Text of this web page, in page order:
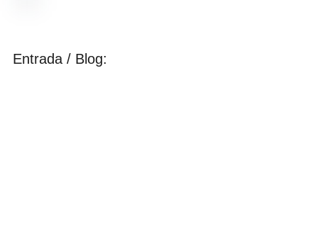
Entrada / Blog: